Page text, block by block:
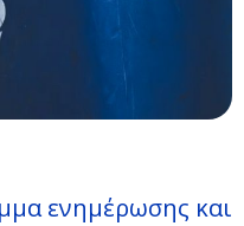
ενημέρωσης και